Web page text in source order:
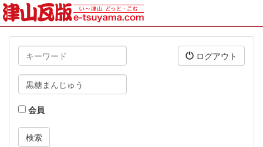
キ
ー
ワ
ド
タ
グ
会員
ログアウト